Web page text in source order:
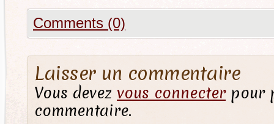
Comments (0)
Laisser un commentaire
Vous devez vous connecterpour
commentaire.